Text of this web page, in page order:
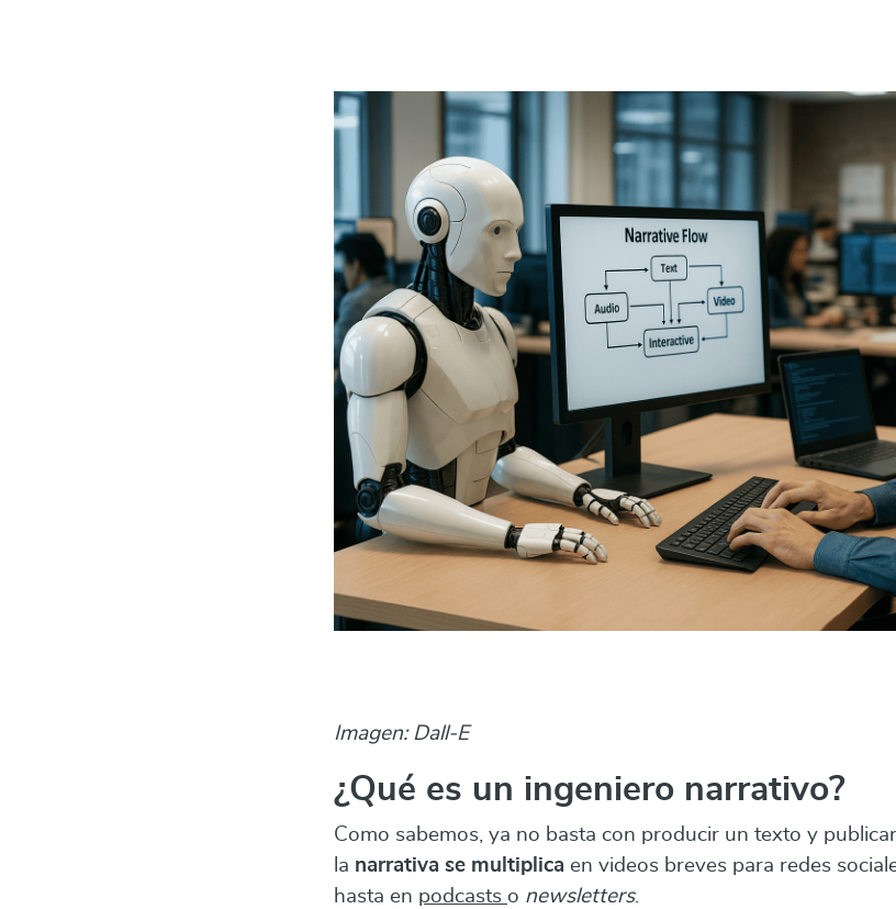
Imagen: Dall-E
¿Qué es un ingeniero narrativo?
Como sabemos, ya no basta con producir un texto y
la narrativa se multiplica en videos breves para redes
hasta en podcasts o newsletters.